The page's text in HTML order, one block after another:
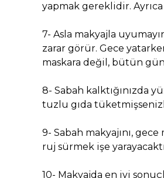
yapmak gereklidir.
7- Asla makyajla
zarar görür. Gece
maskara değil, bütün
8- Sabah kalktığınızda
tuzlu gıda
9- Sabah makyajını,
ruj sürmek işe
10- Makyajda en iyi